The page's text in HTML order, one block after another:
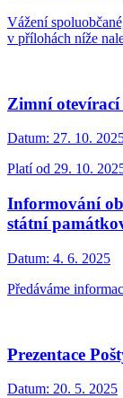
Vážení
v přílohách níže
Zimní otevírací
Datum: 27. 10.
Platí od 29. 10.
Informování
státní
Datum: 4. 6. 2025
Předáváme
Prezentace
Datum: 20. 5. 2025